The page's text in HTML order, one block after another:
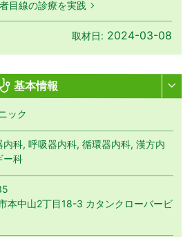
目線の診療を実践
取材日: 2024-03-08
基本情報
ック
内科, 呼吸器内科, 循環器内科, 漢方内
ー科
本中山2丁目18-3 カタンクローバービ